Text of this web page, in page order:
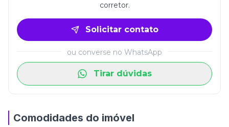
corretor.
Solicitar contato
ou converse no WhatsApp
Tirar dúvidas
Comodidades do imóvel